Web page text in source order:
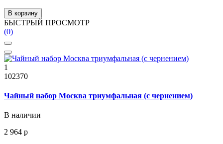
В корзину
БЫСТРЫЙ ПРОСМОТР
(0)
1
102370
Чайный набор Москва триумфальная (с чернением)
В наличии
2 964 р